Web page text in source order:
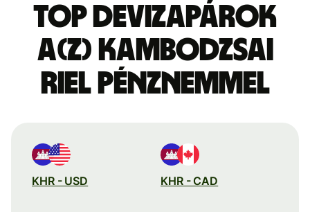
Top devizapárok
a(z) kambodzsai
riel pénznemmel
KHR - USD KHR - CAD